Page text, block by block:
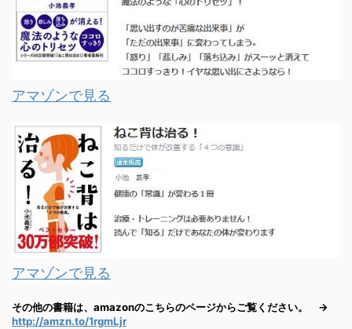
アマゾンで見る
アマゾンで見る
その他の書籍は、amazonのこちらのページからご覧ください。 →
http://amzn.to/1rgmLjr